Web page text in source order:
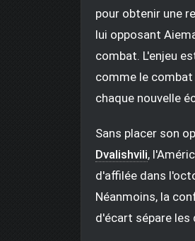
pour obtenir une
lui opposant
combat. L'enjeu
comme le combat
chaque nouvelle
Sans placer son
Dvalishvili,
d'affilée dans
Néanmoins, la
d'écart sépare